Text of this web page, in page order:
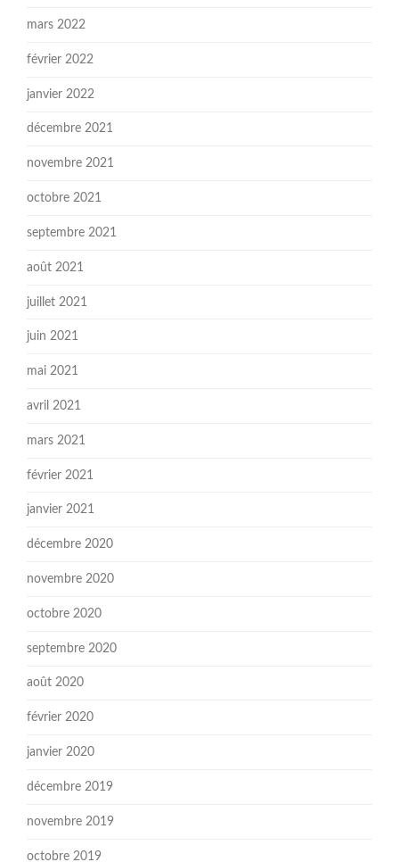
mars 2022
février 2022
janvier 2022
décembre 2021
novembre 2021
octobre 2021
septembre 2021
août 2021
juillet 2021
juin 2021
mai 2021
avril 2021
mars 2021
février 2021
janvier 2021
décembre 2020
novembre 2020
octobre 2020
septembre 2020
août 2020
février 2020
janvier 2020
décembre 2019
novembre 2019
octobre 2019